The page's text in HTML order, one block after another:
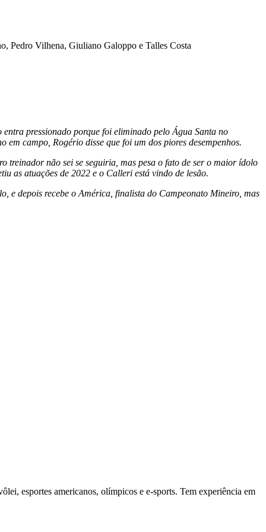
Pedro Vilhena, Giuliano Galoppo e Talles Costa
pressionado porque foi eliminado pelo Água Santa no
campo, Rogério disse que foi um dos piores desempenhos.
treinador não sei se seguiria, mas pesa o fato de ser o maior ídolo
as atuações de 2022 e o Calleri está vindo de lesão.
e depois recebe o América, finalista do Campeonato Mineiro, mas
esportes americanos, olímpicos e e-sports. Tem experiência em